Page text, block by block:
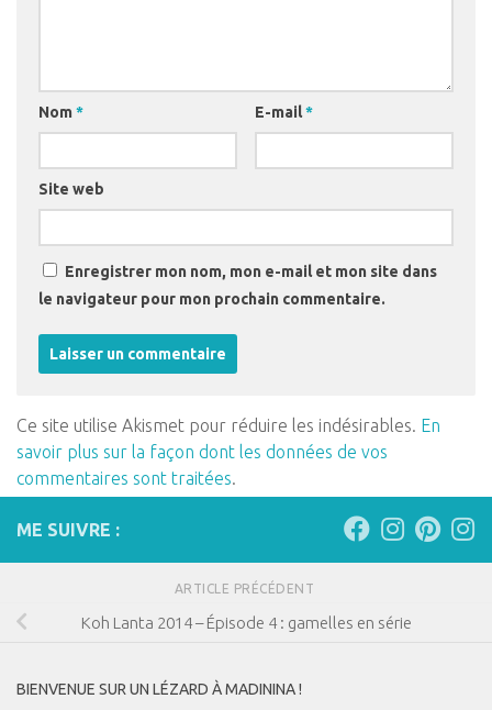
Nom * E-mail*
Site web
Enregistrer mon nom, mon e-mail et mon site dans
le navigateur pour mon prochain commentaire.
Ce site utilise Akismet pour réduire les indésirables. En
savoir plus sur la façon dont les données de vos
commentaires sont traitées.
ME SUIVRE :
ARTICLE PRÉCÉDENT
Koh Lanta 2014 – Épisode 4 : gamelles en série
BIENVENUE SUR UN LÉZARD À MADININA !